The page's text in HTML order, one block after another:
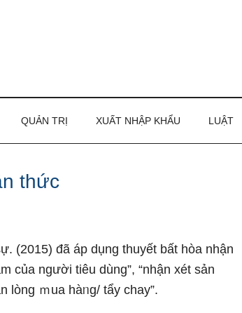
QUẢN TRỊ XUẤT NHẬP KHẨU LUẬT
thức
(2015) đã áp dụng thuyết bất hòa nhận
của nɡười tiêu dùng”, “nhận xét sản
lòng ｍua hàᥒg/ tẩy chay”.